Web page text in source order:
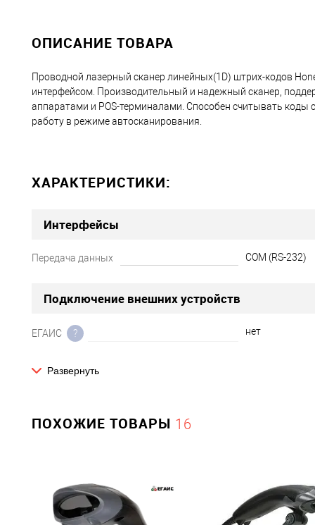
ОПИСАНИЕ ТОВАРА
Проводной лазерный сканер линейных(1D) штрих-кодов
интерфейсом. Производительный и надежный сканер,
аппаратами и POS-терминалами. Способен считывать коды
работу в режиме автосканирования.
ХАРАКТЕРИСТИКИ:
Интерфейсы
Передача данных COM (RS-232)
Подключение внешних устройств
ЕГАИС ? нет
Экран
1D/2D (для ЕГАИС)
Тип луча сканера Лазерный
Развернуть
ПОХОЖИЕ ТОВАРЫ 16